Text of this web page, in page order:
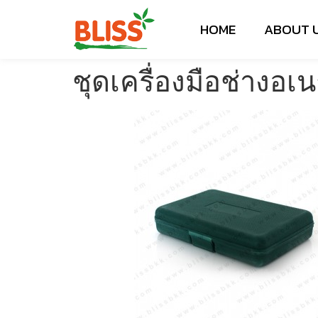
HOME ABOUT
ชุดเครื่องมือช่างอเ